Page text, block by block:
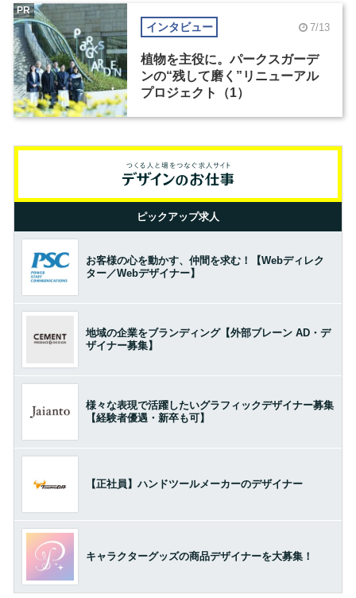
インタビュー 7/13
植物を主役に。パークスガーデ
ンの“残して磨く”リニューアル
プロジェクト（1）
PR
ピックアップ求人
お客様の心を動かす、仲間を求む！【Webディレク
ター／Webデザイナー】
地域の企業をブランディング【外部ブレーン AD・デ
ザイナー募集】
様々な表現で活躍したいグラフィックデザイナー募集
【経験者優遇・新卒も可】
【正社員】ハンドツールメーカーのデザイナー
キャラクターグッズの商品デザイナーを大募集！